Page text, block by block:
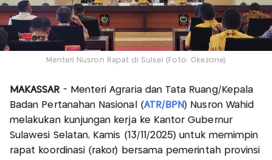
Menteri Nusron Rapat di Sulsel (Foto: Okezone)
MAKASSAR - Menteri Agraria dan Tata Ruang/Kepala
Badan Pertanahan Nasional (ATR/BPN) Nusron Wahid
melakukan kunjungan kerja ke Kantor Gubernur
Sulawesi Selatan, Kamis (13/11/2025) untuk memimpin
rapat koordinasi (rakor) bersama pemerintah provinsi